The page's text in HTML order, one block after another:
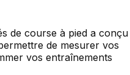
de course à pied a conçu
de mesurer vos
vos entraînements